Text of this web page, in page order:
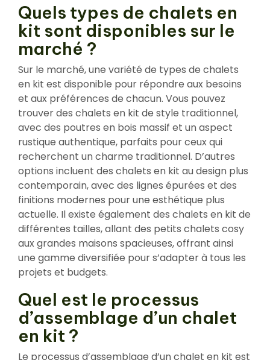
Quels types de chalets en
kit sont disponibles sur le
marché ?
Sur le marché, une variété de types de chalets
en kit est disponible pour répondre aux besoins
et aux préférences de chacun. Vous pouvez
trouver des chalets en kit de style traditionnel,
avec des poutres en bois massif et un aspect
rustique authentique, parfaits pour ceux qui
recherchent un charme traditionnel. D’autres
options incluent des chalets en kit au design plus
contemporain, avec des lignes épurées et des
finitions modernes pour une esthétique plus
actuelle. Il existe également des chalets en kit de
différentes tailles, allant des petits chalets cosy
aux grandes maisons spacieuses, offrant ainsi
une gamme diversifiée pour s’adapter à tous les
projets et budgets.
Quel est le processus
d’assemblage d’un chalet
en kit ?
Le processus d’assemblage d’un chalet en kit est